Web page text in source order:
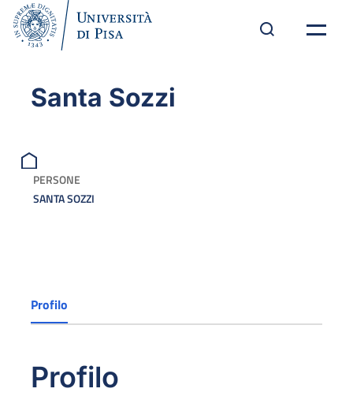
Santa Sozzi
PERSONE
SANTA SOZZI
Profilo
Profilo